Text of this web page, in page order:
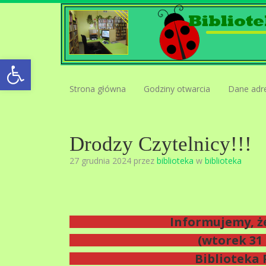
Open toolbar
Strona główna Godziny otwarcia Dane
Drodzy Czytelnicy!!!
27 grudnia 2024 przez biblioteka w biblioteka
Informujemy,
(wtorek
Biblioteka